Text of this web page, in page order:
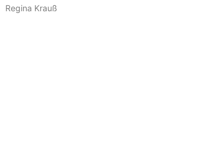
Regina Krauß